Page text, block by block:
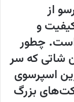
از
و
چطور
شاتی که سر
اسپرسوی
بزرگ